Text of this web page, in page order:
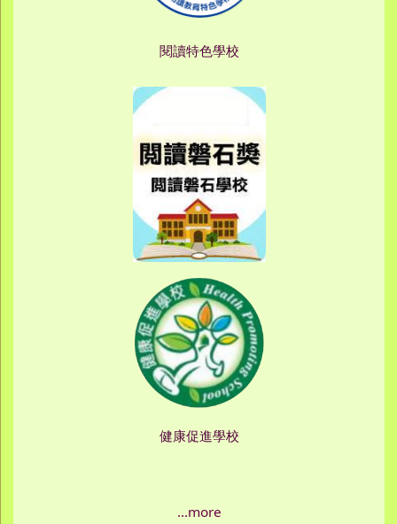
閱讀特色學校
健康促進學校
...more